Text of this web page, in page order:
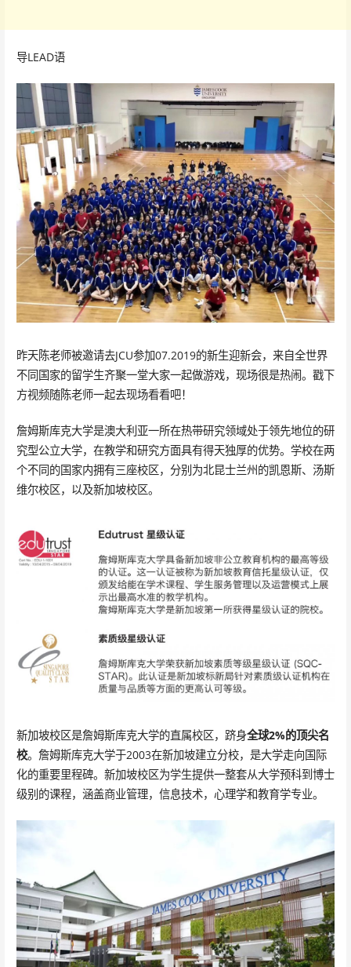
导LEAD语
昨天陈老师被邀请去JCU参加07.2019的新生迎新会，来自全世界
不同国家的留学生齐聚一堂大家一起做游戏，现场很是热闹。戳下
方视频随陈老师一起去现场看看吧！
詹姆斯库克大学是澳大利亚一所在热带研究领域处于领先地位的研
究型公立大学，在教学和研究方面具有得天独厚的优势。学校在两
个不同的国家内拥有三座校区，分别为北昆士兰州的凯恩斯、汤斯
维尔校区，以及新加坡校区。
新加坡校区是詹姆斯库克大学的直属校区，跻身全球2%的顶尖名
校。詹姆斯库克大学于2003在新加坡建立分校，是大学走向国际
化的重要里程碑。新加坡校区为学生提供一整套从大学预科到博士
级别的课程，涵盖商业管理，信息技术，心理学和教育学专业。